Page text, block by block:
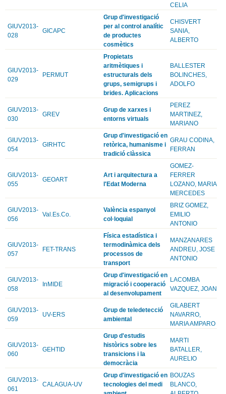
CELIA
GIUV2013-
028
GICAPC
Grup d'investigació
per al control analític
de productes
cosmètics
CHISVERT
SANIA,
ALBERTO
GIUV2013-
029
PERMUT
Propietats
aritmètiques i
estructurals dels
grups, semigrups i
brides. Aplicacions
BALLESTER
BOLINCHES,
ADOLFO
GIUV2013-
030
GREV
Grup de xarxes i
entorns virtuals
PEREZ
MARTINEZ,
MARIANO
GIUV2013-
054
GIRHTC
Grup d'investigació en
retòrica, humanisme i
tradició clàssica
GRAU CODINA,
FERRAN
GIUV2013-
055
GEOART
Art i arquitectura a
l'Edat Moderna
GOMEZ-
FERRER
LOZANO, MARIA
MERCEDES
GIUV2013-
056
Val.Es.Co.
València espanyol
col·loquial
BRIZ GOMEZ,
EMILIO
ANTONIO
GIUV2013-
057
FET-TRANS
Física estadística i
termodinàmica dels
processos de
transport
MANZANARES
ANDREU, JOSE
ANTONIO
GIUV2013-
058
InMIDE
Grup d'investigació en
migració i cooperació
al desenvolupament
LACOMBA
VAZQUEZ, JOAN
GIUV2013-
059
UV-ERS
Grup de teledetecció
ambiental
GILABERT
NAVARRO,
MARIA AMPARO
GIUV2013-
060
GEHTID
Grup d'estudis
històrics sobre les
transicions i la
democràcia
MARTI
BATALLER,
AURELIO
GIUV2013-
061
CALAGUA-UV
Grup d'investigació en
tecnologies del medi
BOUZAS
BLANCO,